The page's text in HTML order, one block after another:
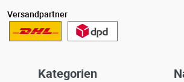
Versandpartner
Kategorien